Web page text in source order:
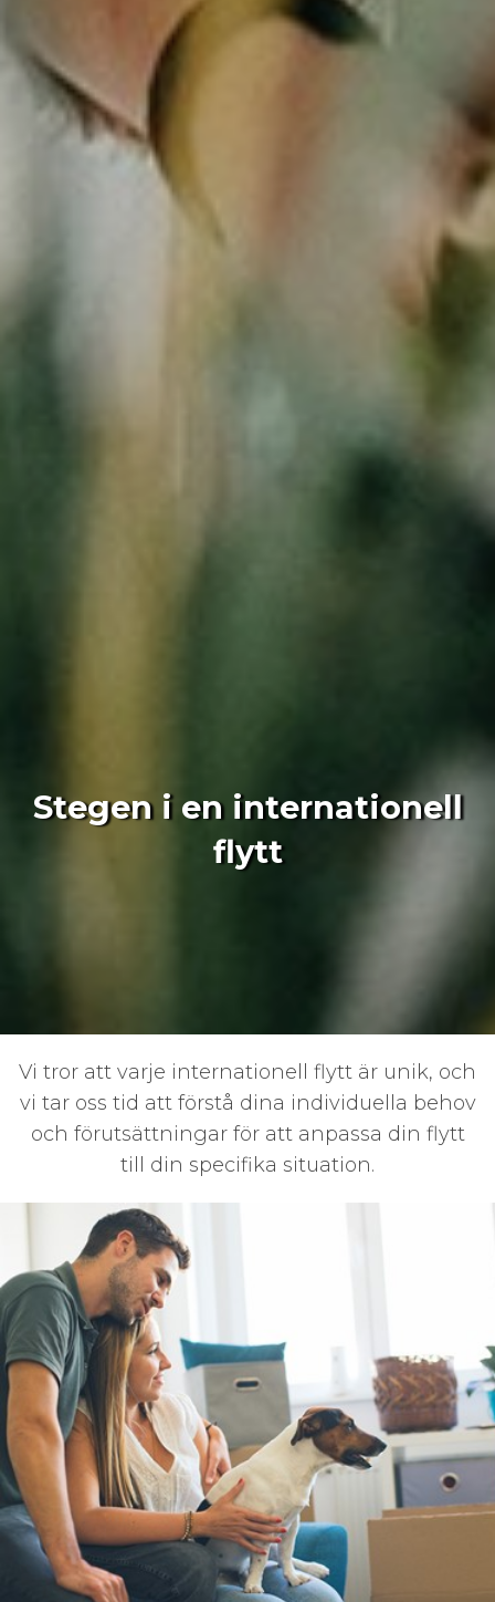
Stegen i en internationell
flytt
Vi tror att varje internationell flytt är unik, och
vi tar oss tid att förstå dina individuella behov
och förutsättningar för att anpassa din flytt
till din specifika situation.